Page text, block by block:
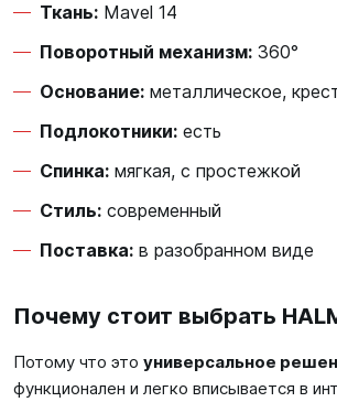
Ткань: Mavel 14
Поворотный механизм: 360°
Основание: металлическое,
Подлокотники: есть
Спинка: мягкая, с простежкой
Стиль: современный
Поставка: в разобранном виде
Почему стоит выбрать
Потому что это универсальное
функционален и легко вписывается в